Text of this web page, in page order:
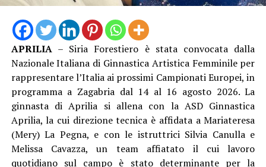
APRILIA– Siria Forestiero è stata convocata dalla
Nazionale Italiana di Ginnastica Artistica Femminile per
rappresentare l’Italia ai prossimi Campionati Europei, in
programma a Zagabria dal 14 al 16 agosto 2026. La
ginnasta di Aprilia si allena con la ASD Ginnastica
Aprilia, la cui direzione tecnica è affidata a Mariateresa
(Mery) La Pegna, e con le istruttrici Silvia Canulla e
Melissa Cavazza, un team affiatato il cui lavoro
quotidiano sul campo è stato determinante per la